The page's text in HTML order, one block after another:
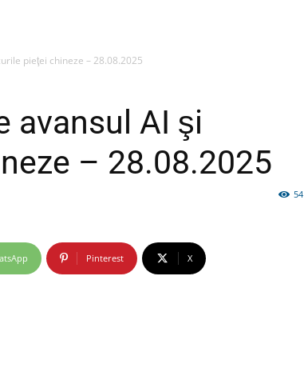
pieţei chineze – 28.08.2025
avansul AI şi
– 28.08.2025
54
Pinterest X